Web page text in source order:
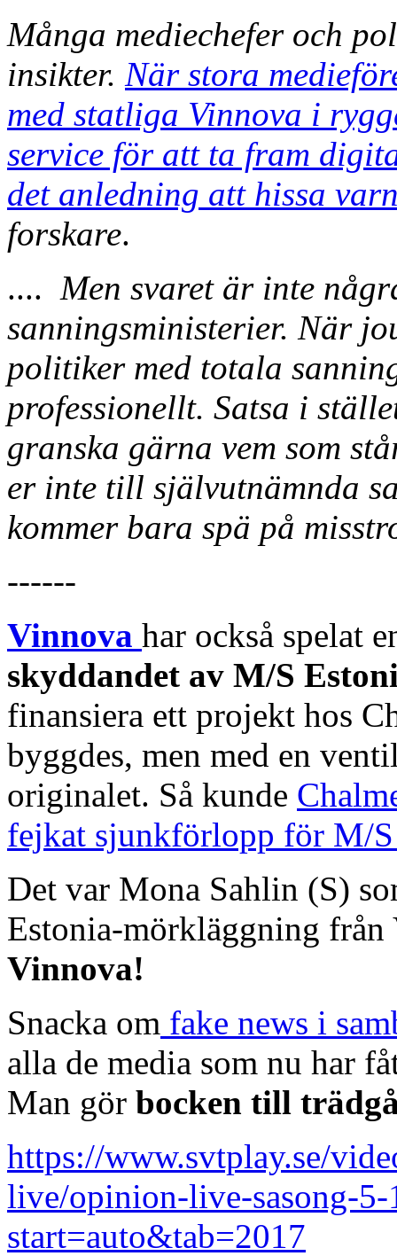
Många mediechefer och
insikter. När stora
med statliga Vinnova i
service för att ta fram
det anledning att hissa
forskare.
.... Men svaret är inte
sanningsministerier. När
politiker med totala
professionellt. Satsa i
granska gärna vem som
er inte till självutnämnda
kommer bara spä på
------
Vinnova har också spelat
skyddandet av M/S
finansiera ett projekt hos
byggdes, men med en
originalet. Så kunde
fejkat sjunkförlopp för M/
Det var Mona Sahlin (S)
Estonia-mörkläggning från
Vinnova!
Snacka om fake news i
alla de media som nu har
Man gör bocken till
https://www.svtplay.se/
live/opinion-live-sasong-5-
start=auto&tab=2017